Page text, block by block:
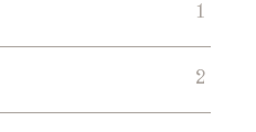
1
2